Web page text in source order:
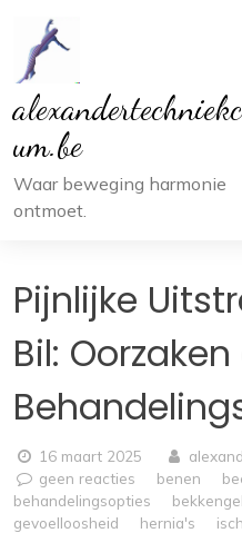
inhoud
um.be
Waar beweging harmonie
ontmoet.
Pijnlijke
Bil: Oorzaken
16 maart 2025
geen reacties
benen
behandelingsopties
gevoelloosheid
hernia's